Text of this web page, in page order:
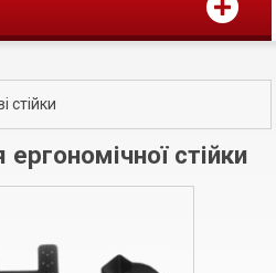
стійки
стійки